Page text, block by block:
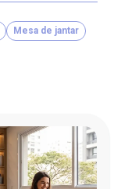
Mesa de jantar